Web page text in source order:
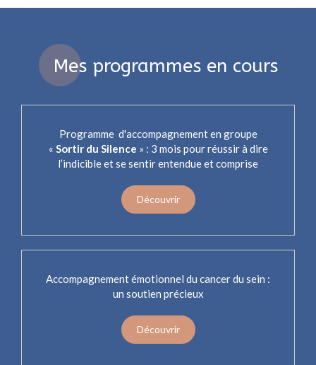
Mes programmes en cours
Programme d'accompagnement en groupe
« Sortir du Silence » : 3 mois pour réussir à dire
l’indicible et se sentir entendue et comprise
Découvrir
Accompagnement émotionnel du cancer du sein :
un soutien précieux
Découvrir